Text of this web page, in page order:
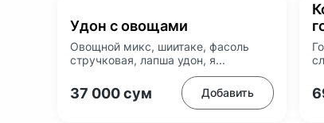
Удон с овощами
Овощной микс, шиитаке, фасоль
стручковая, лапша удон, я...
37 000сум Добавить